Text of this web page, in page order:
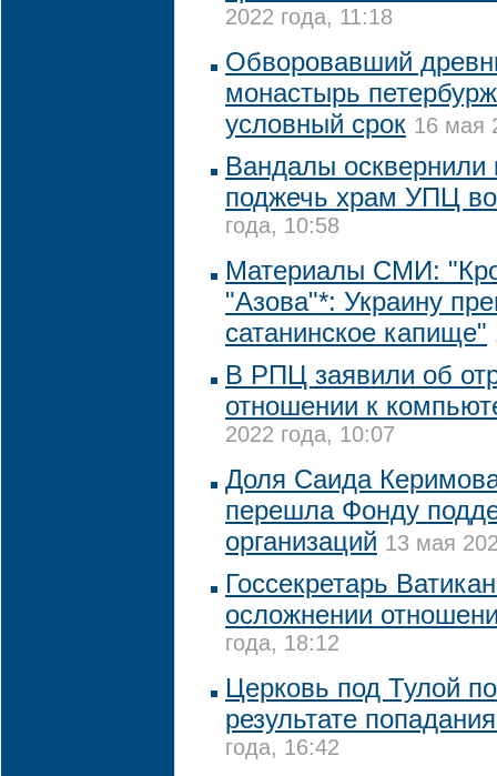
2022 года, 11:18
Обворовавший
монастырь
условный срок 16 мая
Вандалы осквернили
поджечь храм УПЦ
года, 10:58
Материалы СМИ:
"Азова"*: Украину
сатанинское капище"
В РПЦ заявили об
отношении к
2022 года, 10:07
Доля Саида
перешла Фонду
организаций 13 мая
Госсекретарь
осложнении
года, 18:12
Церковь под Тулой
результате
года, 16:42